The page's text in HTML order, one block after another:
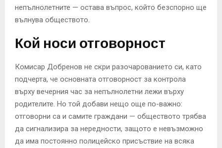
непълнолетните — остава въпрос, който безспорно ще
вълнува обществото.
Кой носи отговорност
Комисар Добренов не скри разочарованието си, като
подчертa, че основната отговорност за контрола
върху вечерния час за непълнолетни лежи върху
родителите. Но той добави нещо още по-важно:
отговорни са и самите граждани — обществото трябва
да сигнализира за нередности, защото е невъзможно
да има постоянно полицейско присъствие на всяка